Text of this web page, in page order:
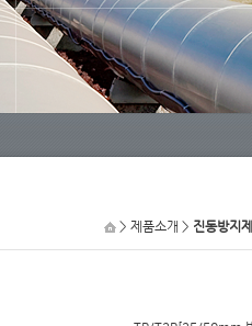
> 제품소개 > 진동방지